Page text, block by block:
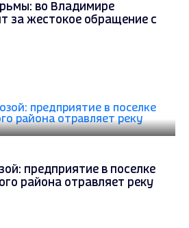
во Владимире
за жестокое обращение с
предприятие в поселке
района отравляет реку